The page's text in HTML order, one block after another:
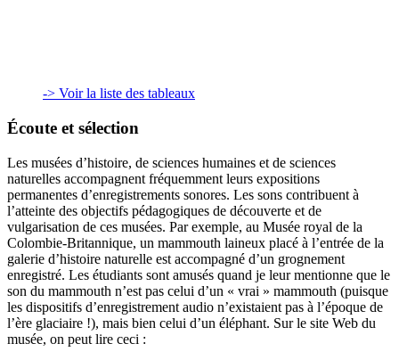
-> Voir la liste des tableaux
Écoute et sélection
Les musées d’histoire, de sciences humaines et de sciences
naturelles accompagnent fréquemment leurs expositions
permanentes d’enregistrements sonores. Les sons contribuent à
l’atteinte des objectifs pédagogiques de découverte et de
vulgarisation de ces musées. Par exemple, au Musée royal de la
Colombie-Britannique, un mammouth laineux placé à l’entrée de la
galerie d’histoire naturelle est accompagné d’un grognement
enregistré. Les étudiants sont amusés quand je leur mentionne que le
son du mammouth n’est pas celui d’un « vrai » mammouth (puisque
les dispositifs d’enregistrement audio n’existaient pas à l’époque de
l’ère glaciaire !), mais bien celui d’un éléphant. Sur le site Web du
musée, on peut lire ceci :